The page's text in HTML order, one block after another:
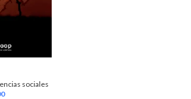
sociales